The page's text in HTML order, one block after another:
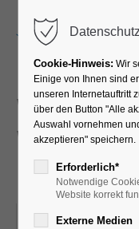
Walking
Walking für
18.11.2025, 09:00
Cookie-Hinweis: Wir
Einige von Ihnen sind
unseren Internetauftritt
über den Button "Alle
Auswahl vornehmen
akzeptieren" speichern.
Erforderlich*
Notwendige
Website korrekt
Externe Medien